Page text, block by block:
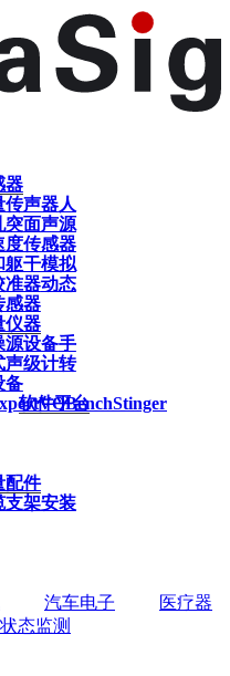
器
传声器人
突面声源
度传感器
躯干模拟
准器动态
感器
仪器
源设备手
声级计转
备
软件平台
VQBenchStinger
配件
支架安装
汽车电子
医疗器
态监测